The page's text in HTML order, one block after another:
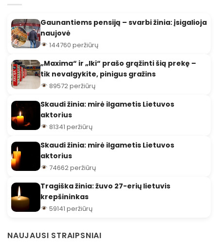
Gaunantiems pensiją – svarbi žinia: įsigalioja
naujovė
144760 peržiūrų
„Maxima“ ir „Iki“ prašo grąžinti šią prekę –
tik nevalgykite, pinigus gražins
89572 peržiūrų
Skaudi žinia: mirė ilgametis Lietuvos
aktorius
81341 peržiūrų
Skaudi žinia: mirė ilgametis Lietuvos
aktorius
74662 peržiūrų
Tragiška žinia: žuvo 27-erių lietuvis
krepšininkas
59141 peržiūrų
NAUJAUSI STRAIPSNIAI